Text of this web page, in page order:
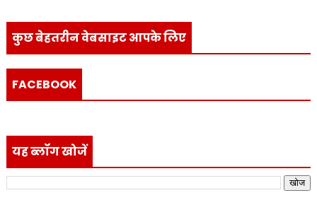
कुछ बेहतरीन वेबसाइट आपके लिए
FACEBOOK
यह ब्लॉग खोजें